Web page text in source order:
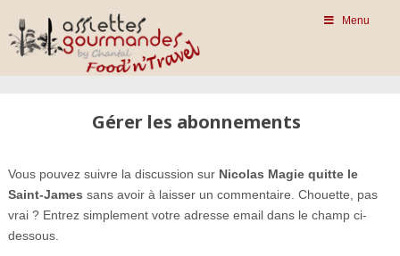
Menu
Gérer les abonnements
Vous pouvez suivre la discussion sur Nicolas Magie quitte le
Saint-James sans avoir à laisser un commentaire. Chouette, pas
vrai ? Entrez simplement votre adresse email dans le champ ci-
dessous.